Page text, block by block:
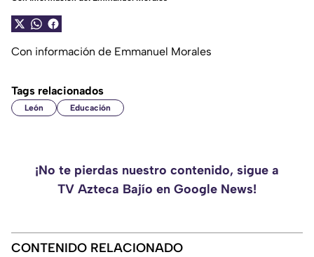
Con información de Emmanuel Morales
Tags relacionados
León Educación
¡No te pierdas nuestro contenido, sigue a
TV Azteca Bajío en Google News!
CONTENIDO RELACIONADO